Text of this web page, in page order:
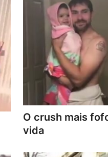
O crush mais
vida